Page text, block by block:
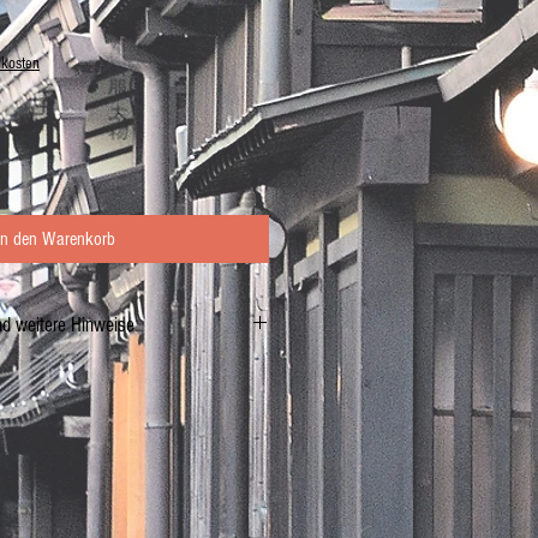
In den Warenkorb
weitere Hinweise